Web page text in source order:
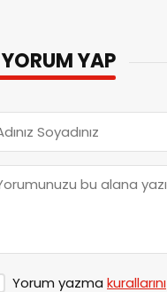
YORUM YAP
Yorum yazma kurallarını